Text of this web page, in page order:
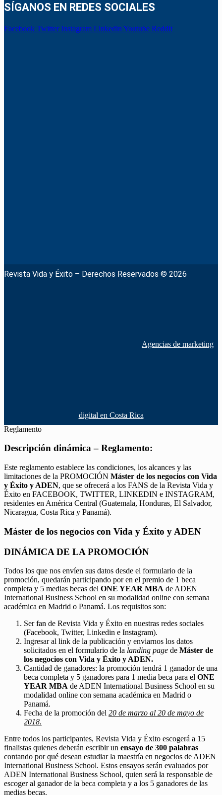
SÍGANOS EN REDES SOCIALES
Facebook Twitter Instagram Linkedin Youtube Reddit
Revista Vida y Éxito – Derechos Reservados © 2026
Agencias de marketing
digital en Costa Rica
Reglamento
Descripción dinámica – Reglamento:
Este reglamento establece las condiciones, los alcances y las
limitaciones de la PROMOCIÓN Máster de los negocios con Vida
y Éxito y ADEN, que se ofrecerá a los FANS de la Revista Vida y
Éxito en FACEBOOK, TWITTER, LINKEDIN e INSTAGRAM,
residentes en América Central (Guatemala, Honduras, El Salvador,
Nicaragua, Costa Rica y Panamá).
Máster de los negocios con Vida y Éxito y ADEN
DINÁMICA DE LA PROMOCIÓN
Todos los que nos envíen sus datos desde el formulario de la
promoción, quedarán participando por en el premio de 1 beca
completa y 5 medias becas del ONE YEAR MBA de ADEN
International Business School en su modalidad online con semana
académica en Madrid o Panamá. Los requisitos son:
Ser fan de Revista Vida y Éxito en nuestras redes sociales
(Facebook, Twitter, Linkedin e Instagram).
Ingresar al link de la publicación y enviarnos los datos
solicitados en el formulario de la landing page de Máster de
los negocios con Vida y Éxito y ADEN.
Cantidad de ganadores: la promoción tendrá 1 ganador de una
beca completa y 5 ganadores para 1 media beca para el ONE
YEAR MBA de ADEN International Business School en su
modalidad online con semana académica en Madrid o
Panamá.
Fecha de la promoción del 20 de marzo al 20 de mayo de
2018.
Entre todos los participantes, Revista Vida y Éxito escogerá a 15
finalistas quienes deberán escribir un ensayo de 300 palabras
contando por qué desean estudiar la maestría en negocios de ADEN
International Business School. Estos ensayos serán evaluados por
ADEN International Business School, quien será la responsable de
escoger al ganador de la beca completa y a los 5 ganadores de las
medias becas.